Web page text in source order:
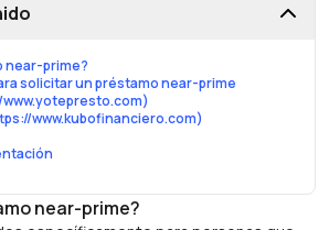
near-prime?
solicitar un préstamo near-prime
www.kubofinanciero.com)
near-prime?